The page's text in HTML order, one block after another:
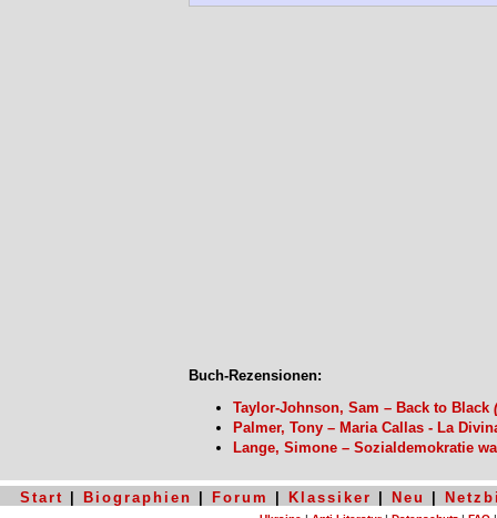
Buch-Rezensionen:
Taylor-Johnson, Sam – Back to Black
Palmer, Tony – Maria Callas - La
Lange, Simone – Sozialdemokratie
Start Biographien Forum Klassiker Neu